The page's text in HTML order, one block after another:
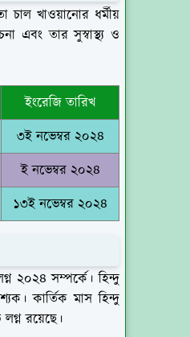
চাল খাওয়ানোর ধর্মীয়
এবং তার সুস্বাস্থ্য ও
ইংরেজি তারিখ
৩ই নভেম্বর ২০২৪
ই নভেম্বর ২০২৪
১৩ই নভেম্বর ২০২৪
২০২৪ সম্পর্কে। হিন্দু
কার্তিক মাস হিন্দু
রয়েছে।